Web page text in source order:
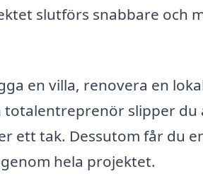
slutförs snabbare och
en villa, renovera en
totalentreprenör slipper du
ett tak. Dessutom får du
hela projektet.